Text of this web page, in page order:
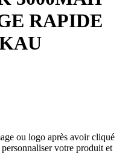
RAPIDE
ou logo après avoir cliqué
votre produit et